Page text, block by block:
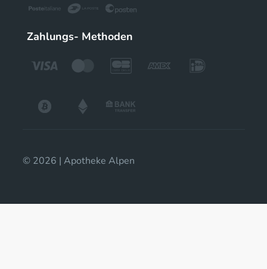
Zahlungs- Methoden
© 2026 | Apotheke Alpen